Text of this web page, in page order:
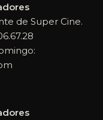
de Super Cine.